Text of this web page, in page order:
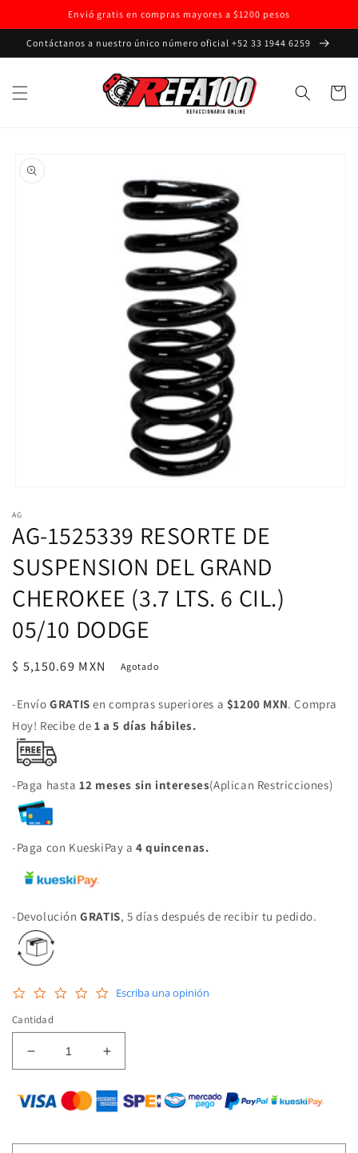
directamente
al contenido
Envió gratis en compras mayores a $1200 pesos
Contáctanos a nuestro único número oficial +52 33 1944 6259
Carrito
a la
información
multimedia
1
en
ventana
modal
AG
AG-1525339 RESORTE DE
SUSPENSION DEL GRAND
CHEROKEE (3.7 LTS. 6 CIL.)
05/10 DODGE
Precio
$ 5,150.69 MXN Agotado
-EnvíoGRATIS en compras superiores a $1200 MXN. Compra
Hoy! Recibe de 1 a 5 días hábiles.
-Paga hasta12 meses sin intereses(Aplican Restricciones)
-Paga con KueskiPay a4 quincenas.
-DevoluciónGRATIS, 5 días después de recibir tu pedido.
0.0
Escriba una opinión
Cantidad
Reducir
cantidad
para
AG-
RESORTE
Aumentar
cantidad
para
AG-
RESORTE